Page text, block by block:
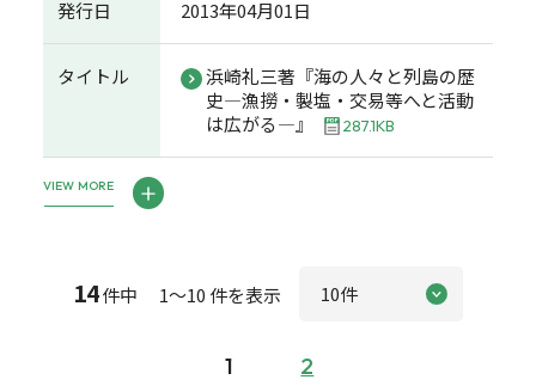
発行日 2013年04月01日
タイトル
浜崎礼三著『海の人々と列島の歴
史―漁撈・製塩・交易等へと活動
は広がる―』
287.1KB
VIEW MORE
14件中 1～10 件を表示
1 2